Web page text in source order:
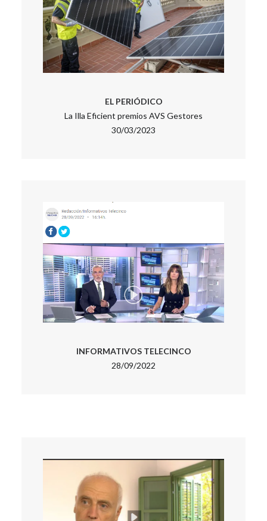
EL PERIÓDICO
La Illa Eficient premios AVS Gestores
30/03/2023
INFORMATIVOS TELECINCO
28/09/2022